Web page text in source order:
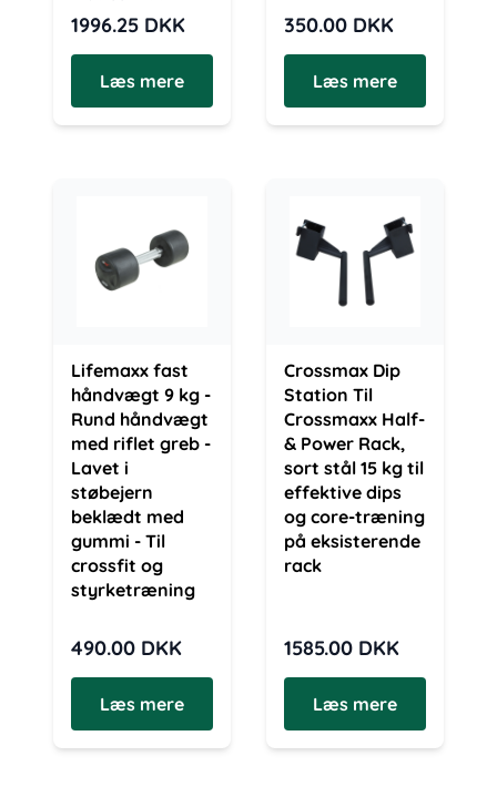
1996.25 DKK
Læs mere
350.00 DKK
Læs mere
Lifemaxx fast
håndvægt 9 kg -
Rund håndvægt
med riflet greb -
Lavet i
støbejern
beklædt med
gummi - Til
crossfit og
styrketræning
490.00 DKK
Læs mere
Crossmax Dip
Station Til
Crossmaxx Half-
& Power Rack,
sort stål 15 kg til
effektive dips
og core-træning
på eksisterende
rack
1585.00 DKK
Læs mere